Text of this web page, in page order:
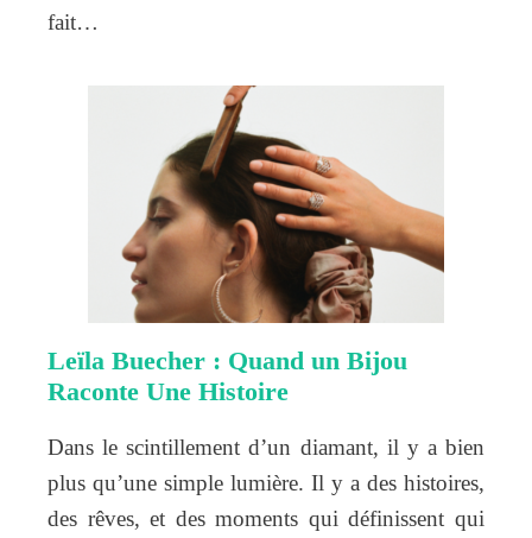
fait…
Leïla Buecher : Quand un Bijou
Raconte Une Histoire
Dans le scintillement d’un diamant, il y a bien
plus qu’une simple lumière. Il y a des histoires,
des rêves, et des moments qui définissent qui